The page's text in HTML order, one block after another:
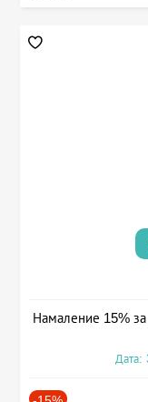
Намаление 15%